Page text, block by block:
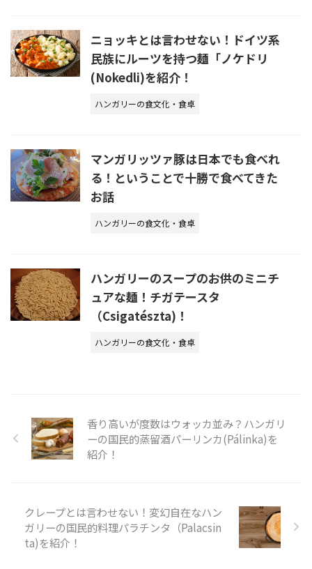
ニョッキとは言わせない！ドイツ系
民族にルーツを持つ麺「ノケドリ
(Nokedli)を紹介！
ハンガリーの食文化・食卓
マンガリッツァ豚は日本でも食べれ
る！ということで十勝で食べてきた
お話
ハンガリーの食文化・食卓
ハンガリーのスープのお供のミニチ
ュアな麺！チガテースタ
（Csigatészta)！
ハンガリーの食文化・食卓
香り高いが度数はウォッカ並み？ハンガリ
ーの国民的蒸留酒パーリンカ(Pálinka)を
紹介！
クレープとは言わせない！変幻自在なハン
ガリーの国民的料理パラチンタ（Palacsin
ta)を紹介！